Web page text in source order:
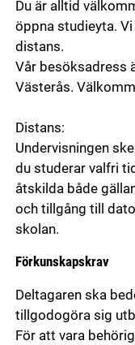
Du är alltid
öppna studieyta.
distans.
Vår besöksadress
Västerås.
Distans:
Undervisningen
du studerar valfri
åtskilda både
och tillgång till
skolan.
Förkunskapskrav
Deltagaren ska
tillgodogöra sig
För att vara